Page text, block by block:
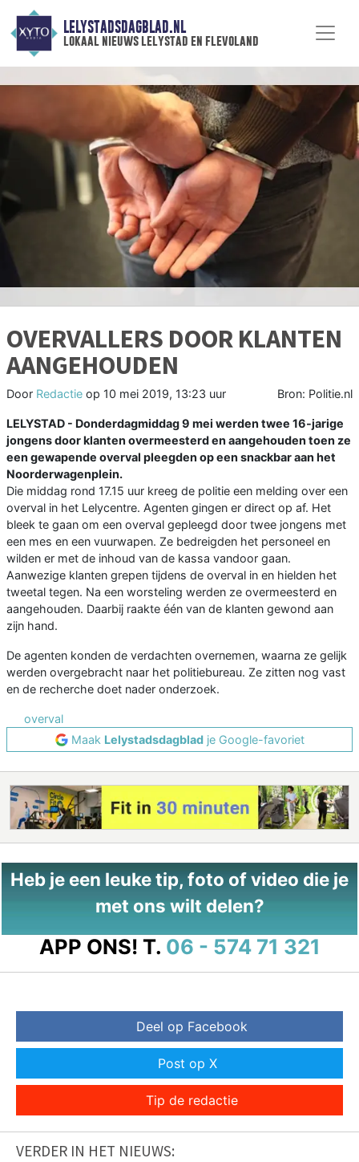
LELYSTADSDAGBLAD.NL
lokaal nieuws lelystad en flevoland
OVERVALLERS DOOR KLANTEN
AANGEHOUDEN
Door Redactie op 10 mei 2019, 13:23 uur Bron: Politie.nl
LELYSTAD - Donderdagmiddag 9 mei werden twee 16-jarige
jongens door klanten overmeesterd en aangehouden toen ze
een gewapende overval pleegden op een snackbar aan het
Noorderwagenplein.
Die middag rond 17.15 uur kreeg de politie een melding over een
overval in het Lelycentre. Agenten gingen er direct op af. Het
bleek te gaan om een overval gepleegd door twee jongens met
een mes en een vuurwapen. Ze bedreigden het personeel en
wilden er met de inhoud van de kassa vandoor gaan.
Aanwezige klanten grepen tijdens de overval in en hielden het
tweetal tegen. Na een worsteling werden ze overmeesterd en
aangehouden. Daarbij raakte één van de klanten gewond aan
zijn hand.
De agenten konden de verdachten overnemen, waarna ze gelijk
werden overgebracht naar het politiebureau. Ze zitten nog vast
en de recherche doet nader onderzoek.
overval
Maak Lelystadsdagbladje Google-favoriet
Heb je een leuke tip, foto of video die je
met ons wilt delen?
APP ONS! T. 06 - 574 71 321
Deel op Facebook
Post op X
Tip de redactie
VERDER IN HET NIEUWS: